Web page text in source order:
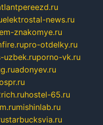
elektrostal-news.ru
znakomye.ru
pro-otdelky.ru
uzbek.ruporno-vk.ru
adonyev.ru
hostel-65.ru
mishinlab.ru
starbucksvia.ru